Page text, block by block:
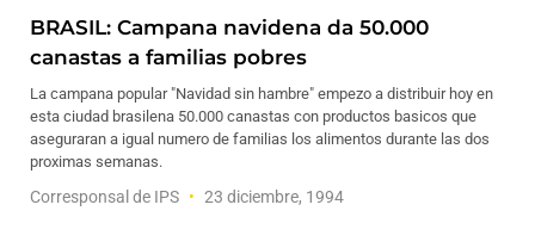
BRASIL: Campana navidena da 50.000
canastas a familias pobres
La campana popular "Navidad sin hambre" empezo a distribuir hoy en
esta ciudad brasilena 50.000 canastas con productos basicos que
aseguraran a igual numero de familias los alimentos durante las dos
proximas semanas.
Corresponsal de IPS 23 diciembre, 1994